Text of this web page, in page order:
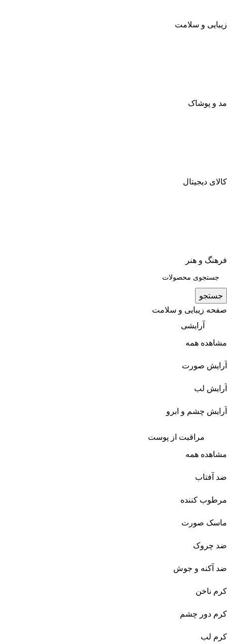
زیبایی و سلامت
مد و پوشاک
کالای دیجیتال
فرهنگ و هنر
جستجو
صفحه زیبایی و سلامت
آرایشی
مشاهده همه
آرایش صورت
آرایش لب
آرایش چشم و ابرو
مراقبت از پوست
مشاهده همه
ضد آفتاب
مرطوب کننده
ماسک صورت
ضد چروک
ضد آکنه و جوش
کرم ناخن
کرم دور چشم
کرم لب